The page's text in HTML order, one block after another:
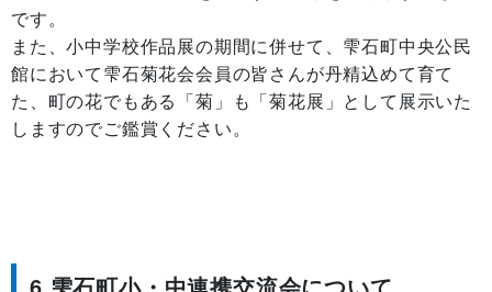
です。
また、小中学校作品展の期間に併せて、雫石町中央公民
館において雫石菊花会会員の皆さんが丹精込めて育て
た、町の花でもある「菊」も「菊花展」として展示いた
しますのでご鑑賞ください。